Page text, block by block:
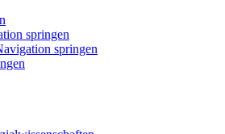
springen
springen